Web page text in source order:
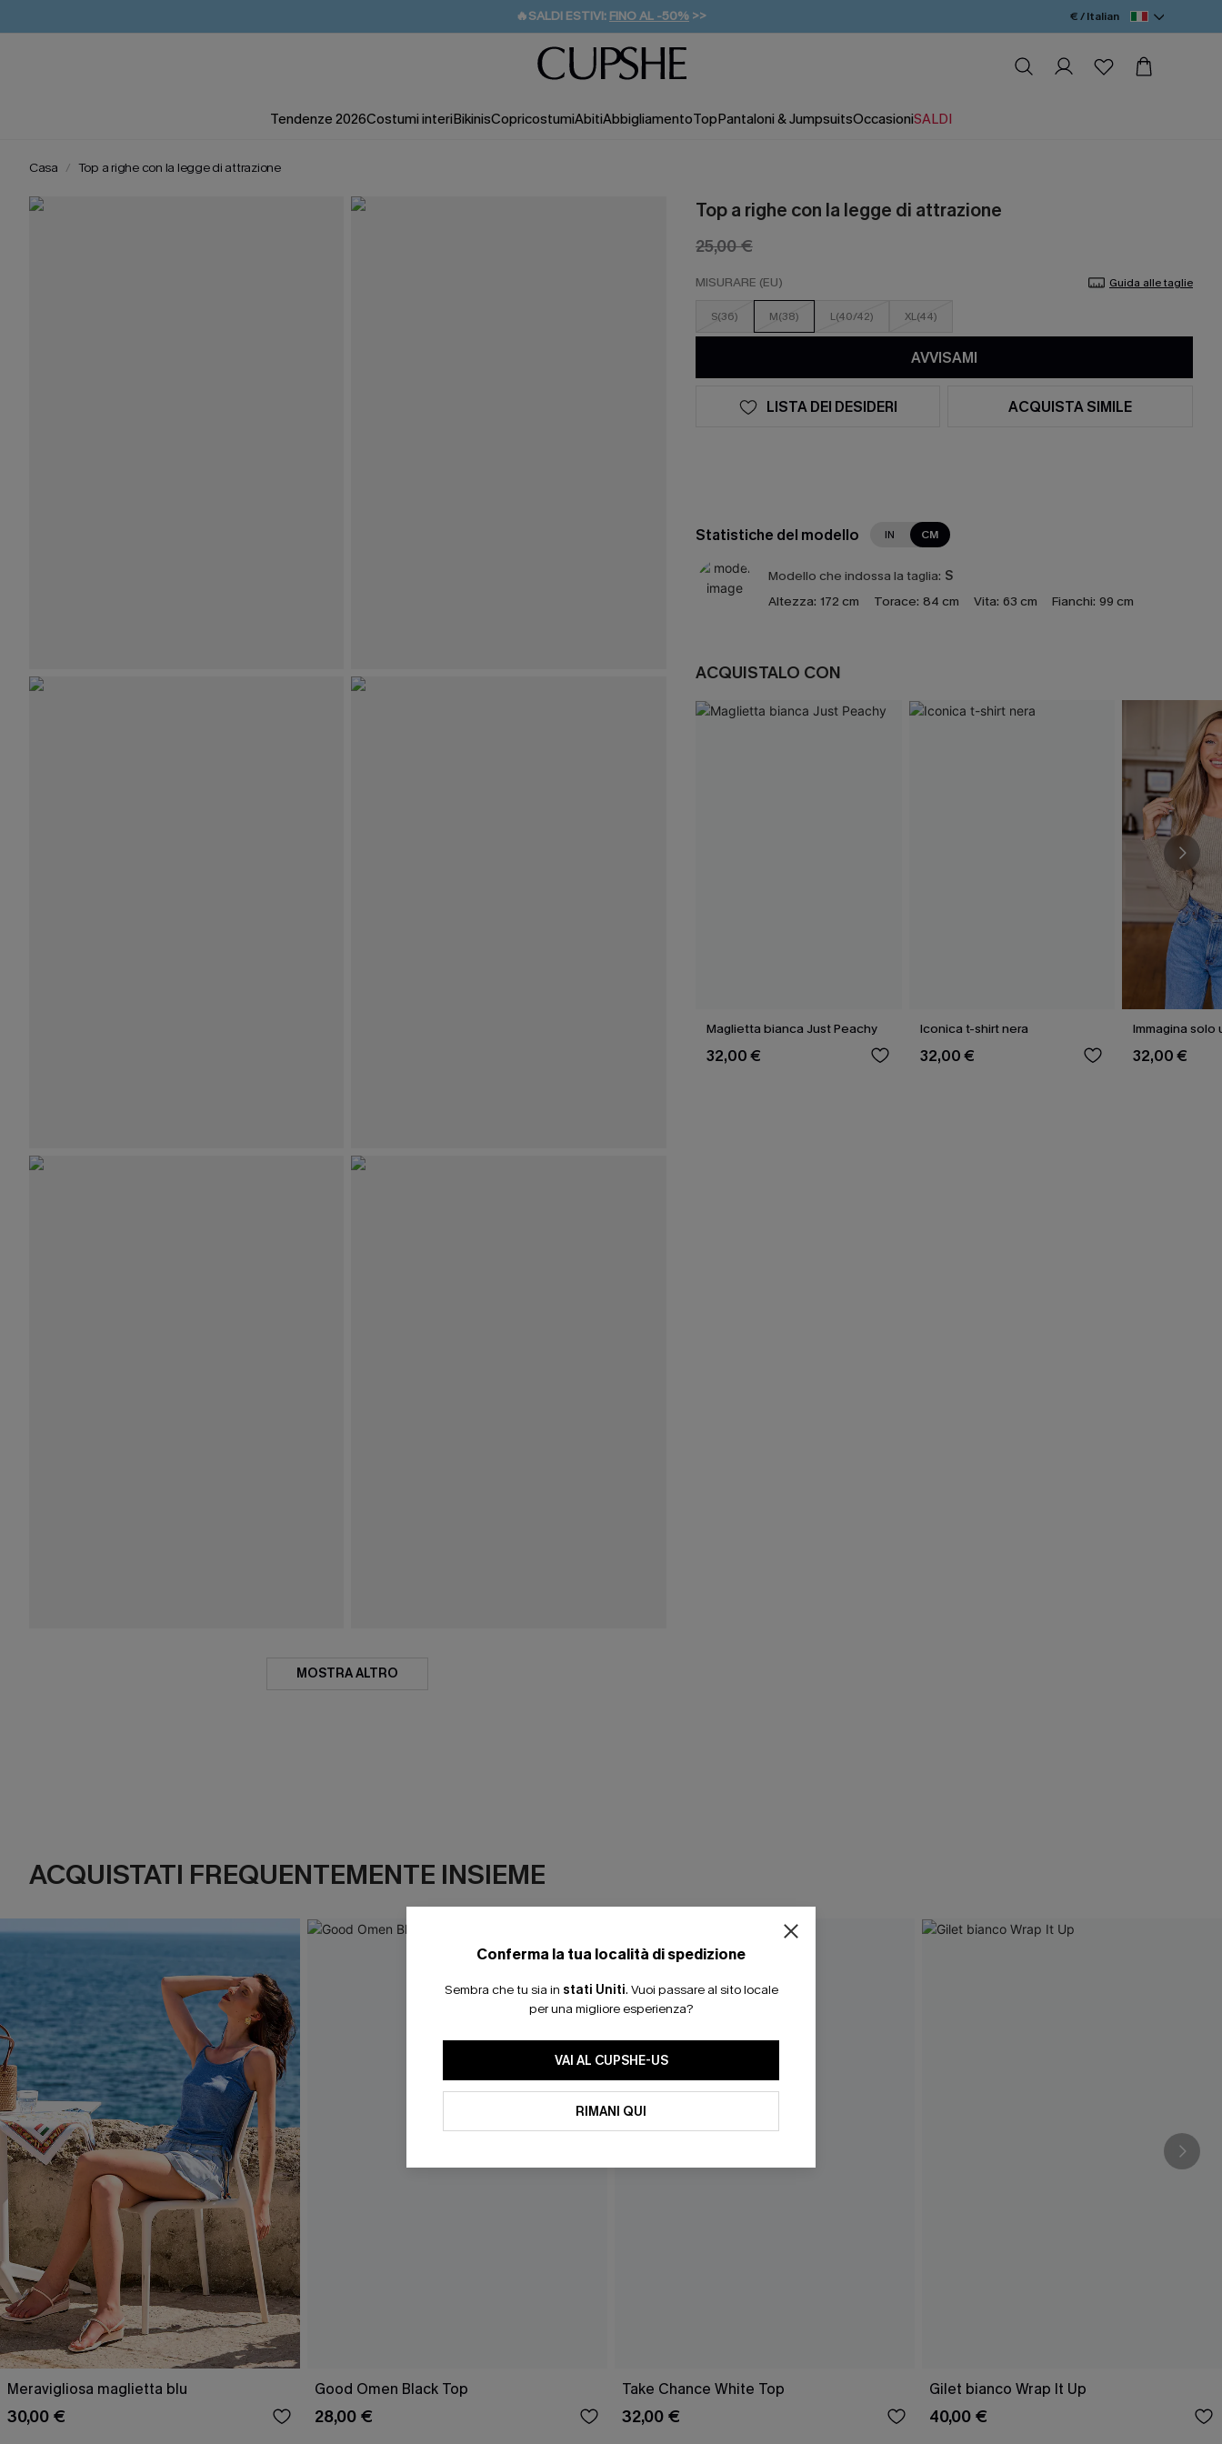
🔥SALDI ESTIVI: FINO AL -50% >>
🚚SPEDIZIONE GRATUITA DA 49€
💌REGALO PER I NUOVI: 20% DI SCONTO*
€ / Italian
Tendenze 2026Costumi interiBikinisCopricostumiAbitiAbbigliamentoTopPantaloni & JumpsuitsOccasioniSALDI
Casa Top a righe con la legge di attrazione
MOSTRA ALTRO
Top a righe con la legge di attrazione
25,00 €
MISURARE (EU) Guida alle taglie
S(36) M(38) L(40/42) XL(44)
AVVISAMI
LISTA DEI DESIDERI ACQUISTA SIMILE
Statistiche del modello IN CM
Modello che indossa la taglia: S
Altezza: 172 cm Torace: 84 cm Vita: 63 cm Fianchi: 99 cm
ACQUISTALO CON
Maglietta bianca Just Peachy
32,00 €
Iconica t-shirt nera
32,00 €
Immagina
32,00 €
ACQUISTATI FREQUENTEMENTE INSIEME
Meravigliosa maglietta blu
30,00 €
Good Omen Black Top
28,00 €
Take Chance White Top
32,00 €
Gilet bianco Wrap It Up
40,00 €
Conferma la tua località di spedizione
Sembra che tu sia in stati Uniti. Vuoi passare al sito locale
per una migliore esperienza?
VAI AL CUPSHE-US
RIMANI QUI